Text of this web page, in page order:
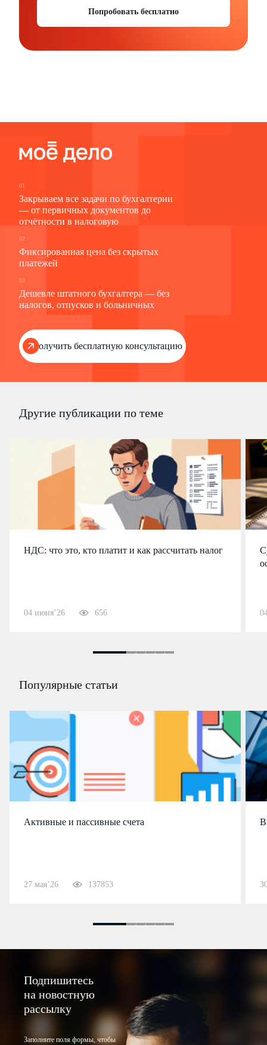
Попробовать бесплатно
01
Закрываем все задачи по бухгалтерии
— от первичных документов до
отчётности в налоговую
02
Фиксированная цена без скрытых
платежей
03
Дешевле штатного бухгалтера — без
налогов, отпусков и больничных
Получить бесплатную консультацию
Другие публикации по теме
НДС: что это, кто платит и как рассчитать налог
04 июня’26 656
Популярные статьи
Активные и пассивные счета
27 мая’26 137853
Подпишитесь
на новостную
рассылку
Заполните поля формы, чтобы